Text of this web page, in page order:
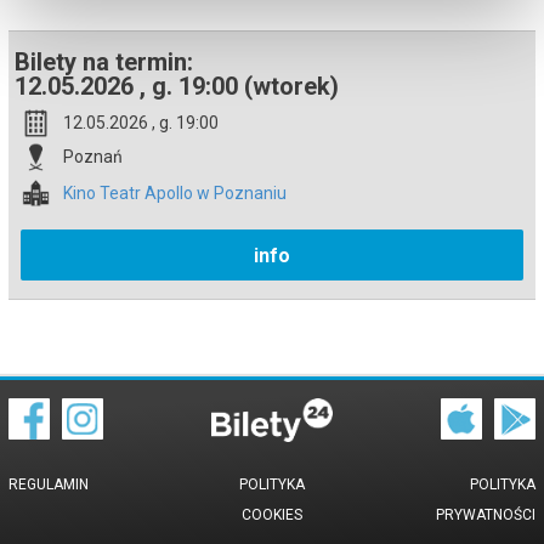
Bilety na termin:
12.05.2026 , g. 19:00 (wtorek)
12.05.2026 , g. 19:00
Poznań
Kino Teatr Apollo w Poznaniu
info
REGULAMIN
POLITYKA
PRYWATNOŚCI
POLITYKA
COOKIES